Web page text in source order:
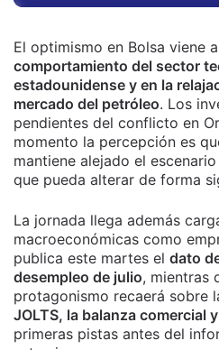
El optimismo en Bolsa viene
comportamiento del sector
estadounidense y en la
mercado del petróleo. Los
pendientes del conflicto en
momento la percepción es
mantiene alejado el
que pueda alterar de forma
La jornada llega además
macroeconómicas como
publica este martes el dato
desempleo de julio, mientras
protagonismo recaerá sobre
JOLTS, la balanza comercial
primeras pistas antes del